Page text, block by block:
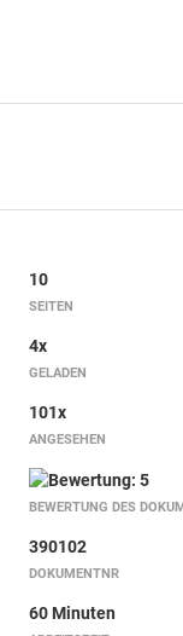
10
SEITEN
4x
GELADEN
101x
ANGESEHEN
BEWERTUNG DES
390102
DOKUMENTNR
60 Minuten